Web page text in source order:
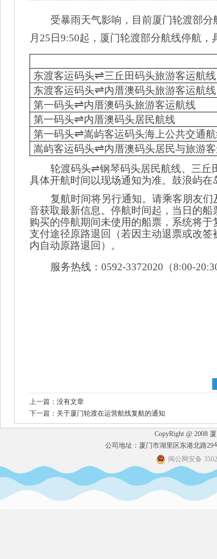
受暴雨天气影响，目前厦门轮渡部
月 25 日 9:50起 ， 厦门轮渡部分航线停航 ，
东渡客运码头⇌三丘田码头旅游客运航线
东渡客运码头⇌内厝澳码头旅游客运航线
第一码头⇌内厝澳码头旅游客运航线
第一码头⇌内厝澳码头居民航线
第一码头⇌嵩屿客运码头海上公共交通
嵩屿客运码头⇌内厝澳码头居民与旅游
轮渡码头⇌钢琴码头居民航线、三丘
具体开航时间以现场通知为准。鼓浪屿
复航时间将另行通知。请乘客朋友们
音获取最新信息。 停航时间起，当日的
购买的停航期间未使用的船票，系统将于
支付途径原路退回（若因主动退票或改签
内自动原路退回）。
服务热线 ： 0592-3372020（8:00-
上一篇： 没有文章
下一篇： 关于厦门轮渡在运营航线复航的通知
CopyRight @ 2008
公司地址：厦门市湖里区东港北路29
闽公网安备